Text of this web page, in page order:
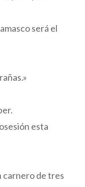
será el
esta
carnero de tres